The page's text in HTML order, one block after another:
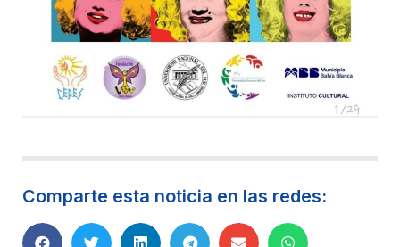
Comparte esta noticia en las redes: